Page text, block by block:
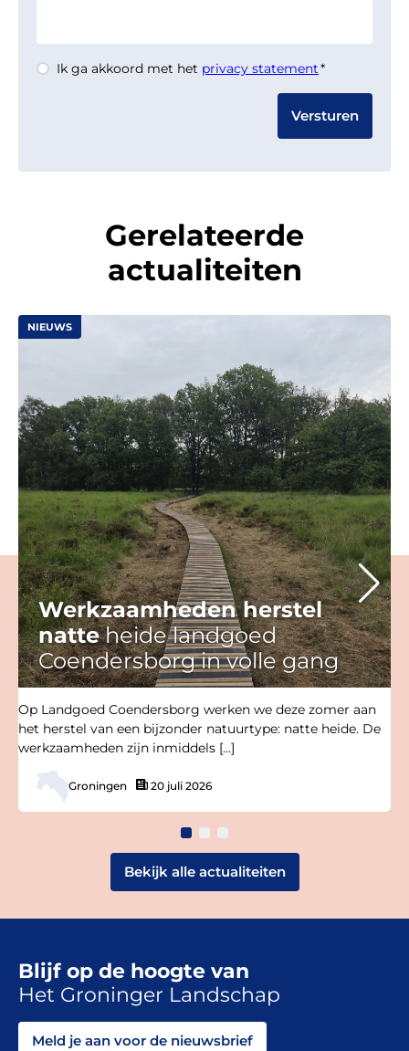
Instemming
*
Ik ga akkoord met het privacy statement*
Gerelateerde
actualiteiten
NIEUWS
Werkzaamheden herstel
natteheide landgoed
Coendersborg in volle gang
Op Landgoed Coendersborg werken we deze zomer aan
het herstel van een bijzonder natuurtype: natte heide. De
werkzaamheden zijn inmiddels […]
Groningen 20 juli 2026
Bekijk alle actualiteiten
Blijf op de hoogte van
Het Groninger Landschap
Meld je aan voor de nieuwsbrief